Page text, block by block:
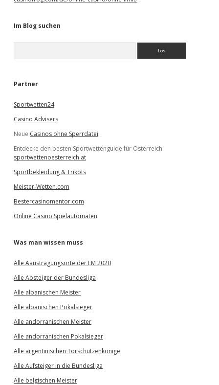
Im Blog suchen
e
Partner
Sportwetten24
Casino Advisers
Neue Casinos ohne Sperrdatei
Entdecke den besten Sportwettenguide für Österreich:
sportwettenoesterreich.at
Sportbekleidung & Trikots
Meister-Wetten.com
Bestercasinomentor.com
Online Casino Spielautomaten
Was man wissen muss
Alle Aaustragungsorte der EM 2020
Alle Absteiger der Bundesliga
Alle albanischen Meister
Alle albanischen Pokalsieger
Alle andorranischen Meister
Alle andorranischen Pokalsieger
Alle argentinischen Torschützenkönige
Alle Aufsteiger in die Bundesliga
Alle belgischen Meister